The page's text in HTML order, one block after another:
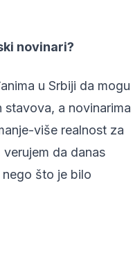
novinari?
u Srbiji da mogu
stavova, a novinarima
više realnost za
da danas
što je bilo